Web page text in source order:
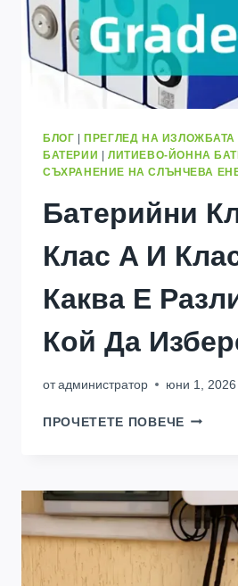
БЛОГ ПРЕГЛЕД НА ИЗЛОЖБАТА
БАТЕРИИ
ЛИТИЕВО-ЙОННА
СЪХРАНЕНИЕ НА СЛЪНЧЕВА
Батерийни
Клас A И
Каква Е
Кой Да
от администратор юни 1, 2026
ПРОЧЕТЕТЕ ПОВЕЧЕ
И
КЛАС
B:
КАКВА